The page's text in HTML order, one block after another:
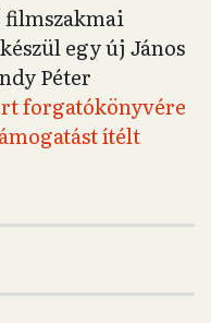
egy új János
Péter
forgatókönyvére
ítélt